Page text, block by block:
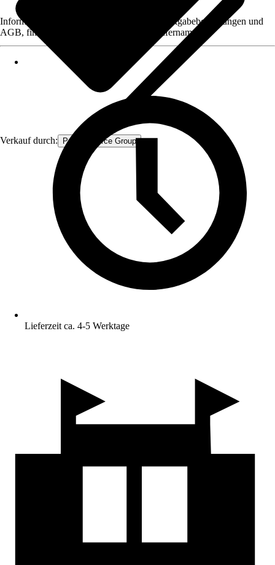
Verkauf durch: Procommerce Group
Informationen des Verkäufers, wie z. B. Rückgabebedingungen und
AGB, finden Sie bei Klick auf den Verkäufernamen.
Lieferzeit ca. 4-5 Werktage